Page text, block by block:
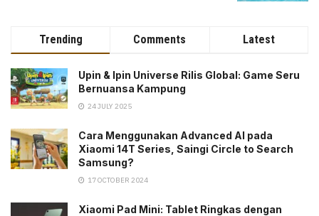
Trending Comments Latest
Upin & Ipin Universe Rilis Global: Game Seru
Bernuansa Kampung
24 JULY 2025
Cara Menggunakan Advanced AI pada
Xiaomi 14T Series, Saingi Circle to Search
Samsung?
17 OCTOBER 2024
Xiaomi Pad Mini: Tablet Ringkas dengan